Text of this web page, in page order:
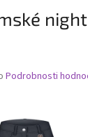
Podrobnosti